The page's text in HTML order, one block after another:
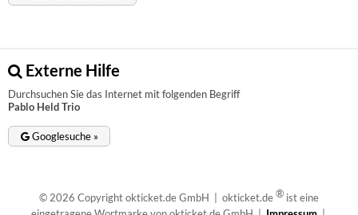
Externe Hilfe
Durchsuchen Sie das Internet mit folgenden Begriff
Pablo Held Trio
Googlesuche »
© 2026 Copyright okticket.de GmbH | okticket.de® ist eine